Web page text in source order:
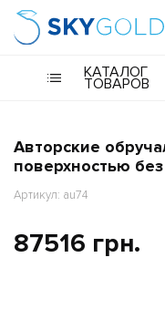
КАТАЛОГ
ТОВАРОВ
Авторские
поверхностью
Артикул: au74
87516 грн.